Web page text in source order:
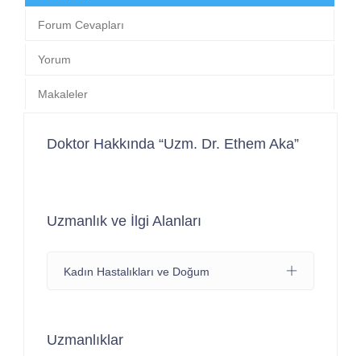
Forum Cevapları
Yorum
Makaleler
Doktor Hakkında “Uzm. Dr. Ethem Aka”
Uzmanlık ve İlgi Alanları
Kadın Hastalıkları ve Doğum
Uzmanlıklar